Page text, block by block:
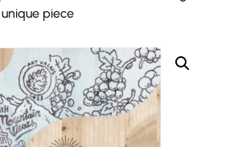
unique piece